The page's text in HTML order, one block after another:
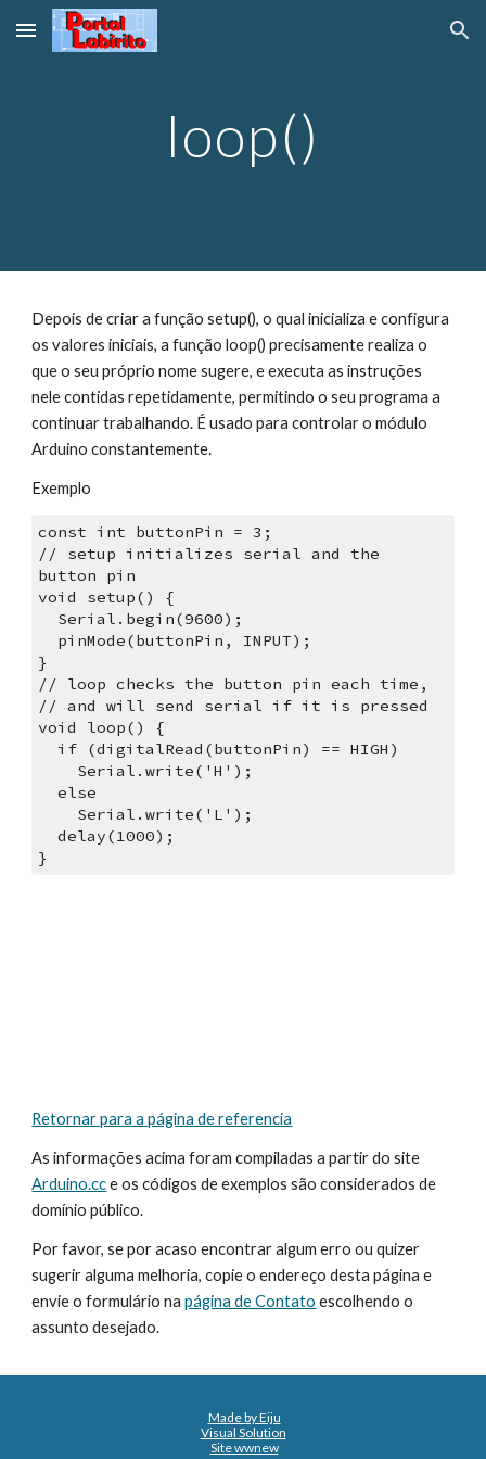
Skip to main content Skip to navigation
loop()
Depois de criar a função setup(), o qual inicializa e configura
os valores iniciais, a função loop() precisamente realiza o
que o seu próprio nome sugere, e executa as instruções
nele contidas repetidamente, permitindo o seu programa a
continuar trabalhando. É usado para controlar o módulo
Arduino constantemente.
Exemplo
const int buttonPin = 3;
// setup initializes serial and the
button pin
void setup() {
  Serial.begin(9600);
  pinMode(buttonPin, INPUT);
}
// loop checks the button pin each time,
// and will send serial if it is pressed
void loop() {
  if (digitalRead(buttonPin) == HIGH)
    Serial.write('H');
  else
    Serial.write('L');
  delay(1000);
}
Retornar para a página de referencia
Arduino.cc e os códigos de exemplos são considerados de
domínio público.
Por favor, se por acaso encontrar algum erro ou quizer
sugerir alguma melhoria, copie o endereço desta página e
envie o formulário na página de Contato escolhendo o
assunto desejado.
Made by Eiju
Visual Solution
Site wwnew